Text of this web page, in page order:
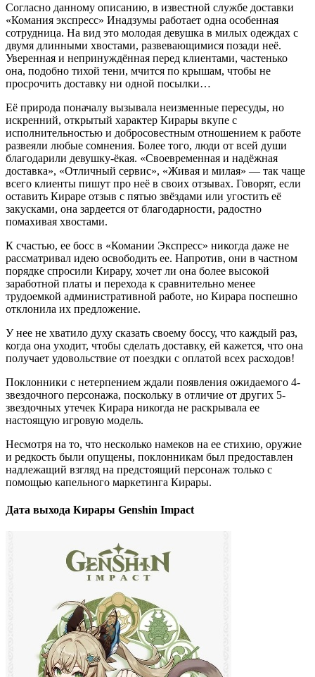
Согласно данному описанию, в известной службе доставки
«Комания экспресс» Инадзумы работает одна особенная
сотрудница. На вид это молодая девушка в милых одеждах с
двумя длинными хвостами, развевающимися позади неё.
Уверенная и непринуждённая перед клиентами, частенько
она, подобно тихой тени, мчится по крышам, чтобы не
просрочить доставку ни одной посылки…
Её природа поначалу вызывала неизменные пересуды, но
искренний, открытый характер Кирары вкупе с
исполнительностью и добросовестным отношением к работе
развеяли любые сомнения. Более того, люди от всей души
благодарили девушку-ёкая. «Своевременная и надёжная
доставка», «Отличный сервис», «Живая и милая» — так чаще
всего клиенты пишут про неё в своих отзывах. Говорят, если
оставить Кираре отзыв с пятью звёздами или угостить её
закусками, она зардеется от благодарности, радостно
помахивая хвостами.
К счастью, ее босс в «Комании Экспресс» никогда даже не
рассматривал идею освободить ее. Напротив, они в частном
порядке спросили Кирару, хочет ли она более высокой
заработной платы и перехода к сравнительно менее
трудоемкой административной работе, но Кирара поспешно
отклонила их предложение.
У нее не хватило духу сказать своему боссу, что каждый раз,
когда она уходит, чтобы сделать доставку, ей кажется, что она
получает удовольствие от поездки с оплатой всех расходов!
Поклонники с нетерпением ждали появления ожидаемого 4-
звездочного персонажа, поскольку в отличие от других 5-
звездочных утечек Кирара никогда не раскрывала ее
настоящую игровую модель.
Несмотря на то, что несколько намеков на ее стихию, оружие
и редкость были опущены, поклонникам был предоставлен
надлежащий взгляд на предстоящий персонаж только с
помощью капельного маркетинга Кирары.
Дата выхода Кирары Genshin Impact